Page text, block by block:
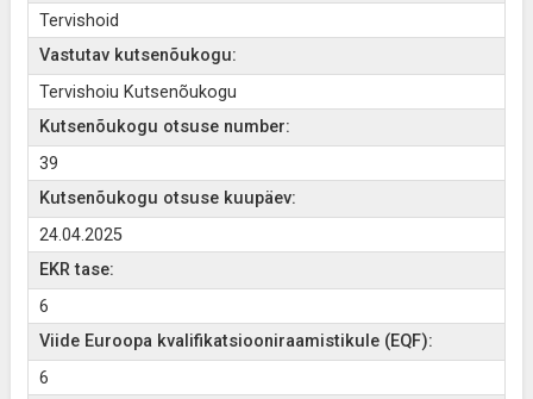
Tervishoid
Vastutav kutsenõukogu:
Tervishoiu Kutsenõukogu
Kutsenõukogu otsuse number:
39
Kutsenõukogu otsuse kuupäev:
24.04.2025
EKR tase:
6
Viide Euroopa kvalifikatsiooniraamistikule (EQF):
6